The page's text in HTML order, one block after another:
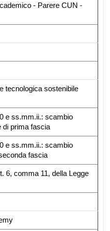
- Parere CUN -
tecnologica sostenibile
e ss.mm.ii.: scambio
di prima fascia
e ss.mm.ii.: scambio
fascia
6, comma 11, della Legge